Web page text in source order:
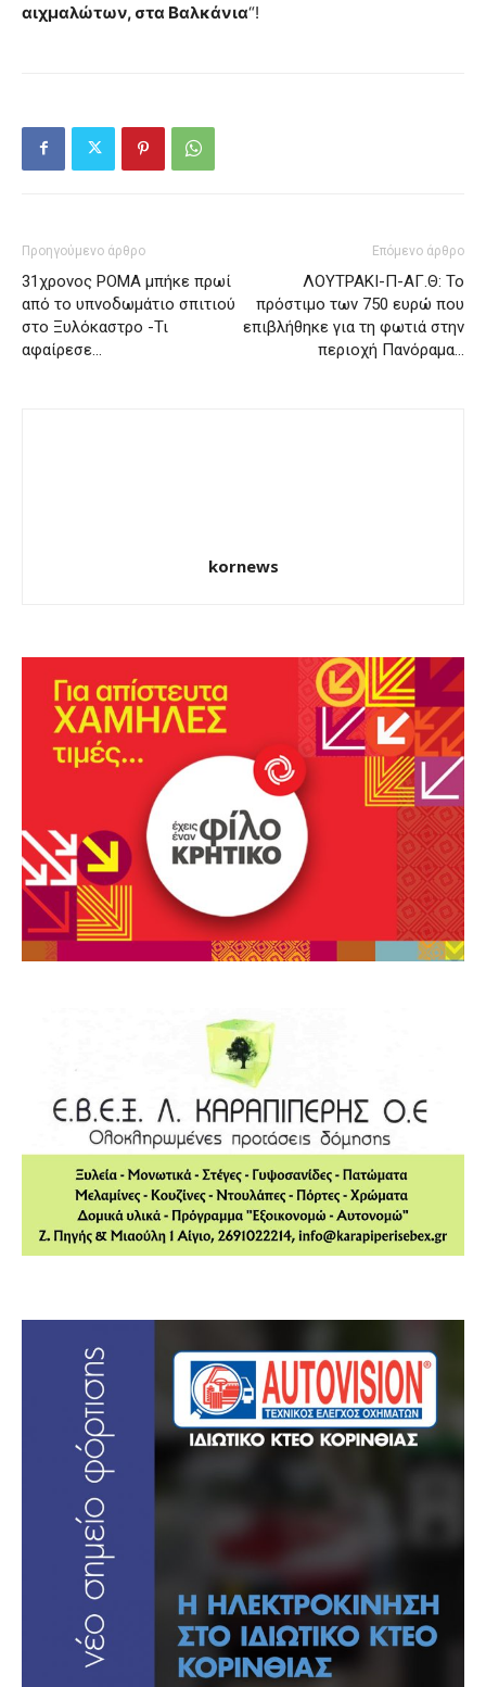
αιχμαλώτων, στα Βαλκάνια“!
Προηγούμενο άρθρο
31χρονος ΡΟΜΑ μπήκε πρωί
από το υπνοδωμάτιο σπιτιού
στο Ξυλόκαστρο -Τι
αφαίρεσε…
Επόμενο άρθρο
ΛΟΥΤΡΑΚΙ-Π-ΑΓ.Θ: Το
πρόστιμο των 750 ευρώ που
επιβλήθηκε για τη φωτιά στην
περιοχή Πανόραμα…
kornews